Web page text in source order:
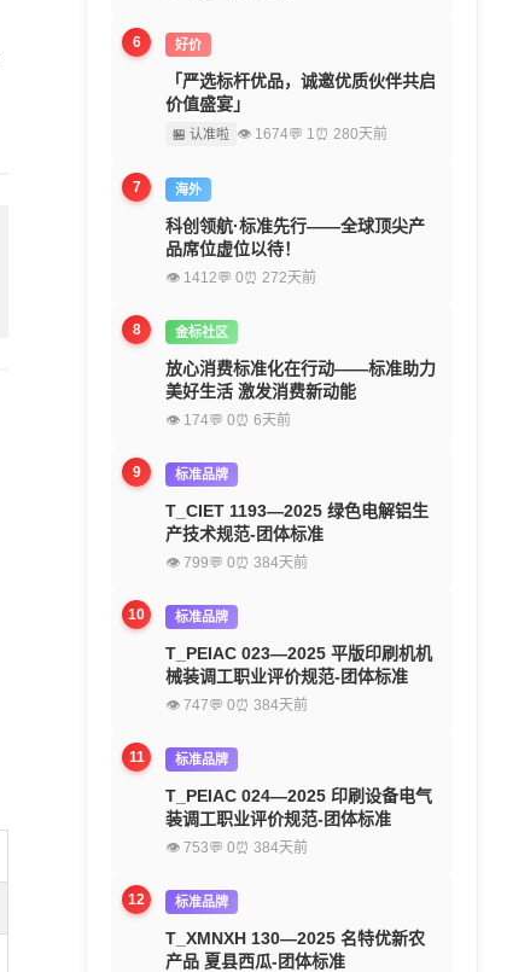
6 好价
「严选标杆优品，诚邀优质伙伴共启
价值盛宴」
🏪 认准啦 👁 1674💬 1⏰ 280天前
7 海外
科创领航·标准先行——全球顶尖产
品席位虚位以待！
👁 1412💬 0⏰ 272天前
8 金标社区
放心消费标准化在行动——标准助力
美好生活 激发消费新动能
👁 174💬 0⏰ 6天前
9 标准品牌
T_CIET 1193—2025 绿色电解铝生
产技术规范-团体标准
👁 799💬 0⏰ 384天前
10 标准品牌
T_PEIAC 023—2025 平版印刷机机
械装调工职业评价规范-团体标准
👁 747💬 0⏰ 384天前
11 标准品牌
T_PEIAC 024—2025 印刷设备电气
装调工职业评价规范-团体标准
👁 753💬 0⏰ 384天前
12 标准品牌
T_XMNXH 130—2025 名特优新农
产品 夏县西瓜-团体标准